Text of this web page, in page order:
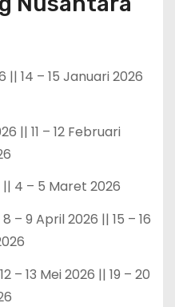
|| 14 – 15 Januari 2026
|| 11 – 12 Februari
4 – 5 Maret 2026
– 9 April 2026 || 15 – 16
– 13 Mei 2026 || 19 – 20